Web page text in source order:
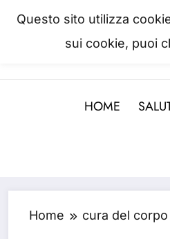
La
HOME
Home cura del corpo
Questo sito utilizza
sui cookie, puoi